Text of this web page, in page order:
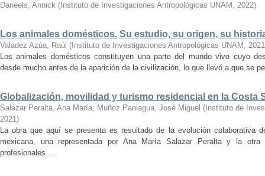
Daneels, Annick ( Instituto de Investigaciones Antropológicas UNAM , 2022)
Los animales domésticos. Su estudio, su origen, su
Valadez Azúa, Raúl ( Instituto de Investigaciones Antropológicas UNAM ,
Los animales domésticos constituyen una parte del mundo vivo cuyo
desde mucho antes de la aparición de la civilización, lo que llevó a que se
Globalización, movilidad y turismo residencial en la Costa
Salazar Peralta, Ana María; Muñoz Paniagua, José Miguel ( Instituto de
2021)
La obra que aquí se presenta es resultado de la evolución colaborativa
mexicana, una representada por Ana María Salazar Peralta y la otra
profesionales ...